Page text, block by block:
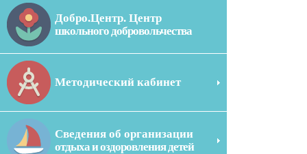
Добро.Центр. Центр
школьного добровольчества
Методический кабинет
Сведения об организации
отдыха и оздоровления детей